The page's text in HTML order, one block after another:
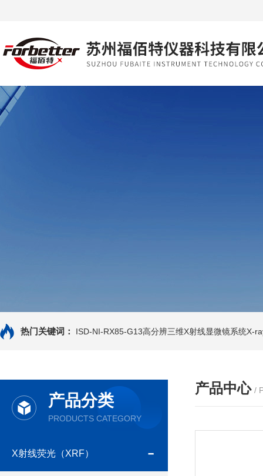
热门关键词： ISD-NI-RX85-G13高分辨三维X射线显微镜系统X-
产品分类
PRODUCTS CATEGORY
X射线荧光（XRF）
产品中心 /